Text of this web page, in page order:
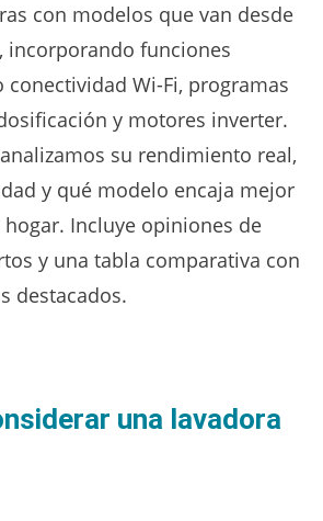
con modelos que van desde
incorporando funciones
Wi-Fi, programas
y motores inverter.
su rendimiento real,
y qué modelo encaja mejor
Incluye opiniones de
y una tabla comparativa con
destacados.
una lavadora